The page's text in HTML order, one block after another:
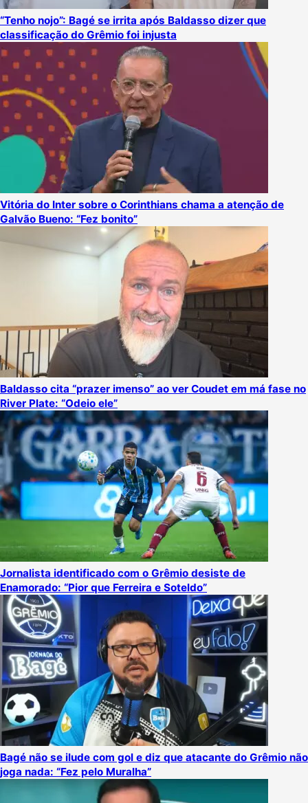
“Tenho nojo”: Bagé se irrita após Baldasso dizer que
classificação do Grêmio foi injusta
Vitória do Inter sobre o Corinthians chama a atenção de
Galvão Bueno: “Fez bonito”
Baldasso cita “prazer imenso” ao ver Coudet em má fase no
River Plate: “Odeio ele”
Jornalista identificado com o Grêmio desiste de
Enamorado: “Pior que Ferreira e Soteldo”
Bagé não se ilude com gol e diz que atacante do Grêmio não
joga nada: “Fez pelo Muralha”